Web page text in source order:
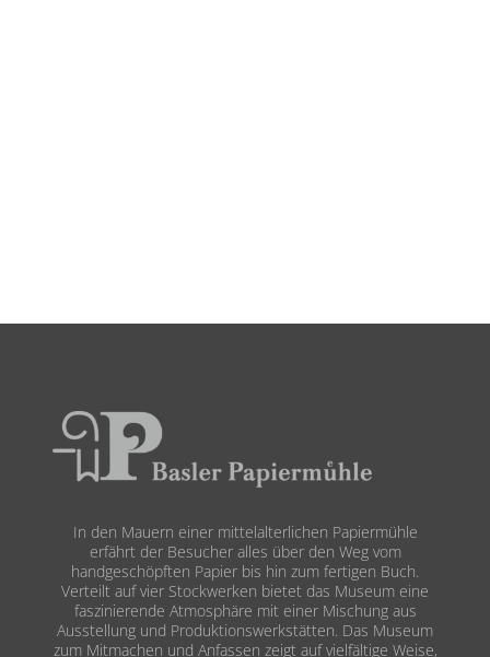
In den Mauern einer mittelalterlichen Papiermühle
erfährt der Besucher alles über den Weg vom
handgeschöpften Papier bis hin zum fertigen Buch.
Verteilt auf vier Stockwerken bietet das Museum eine
faszinierende Atmosphäre mit einer Mischung aus
Ausstellung und Produktionswerkstätten. Das Museum
zum Mitmachen und Anfassen zeigt auf vielfältige Weise,